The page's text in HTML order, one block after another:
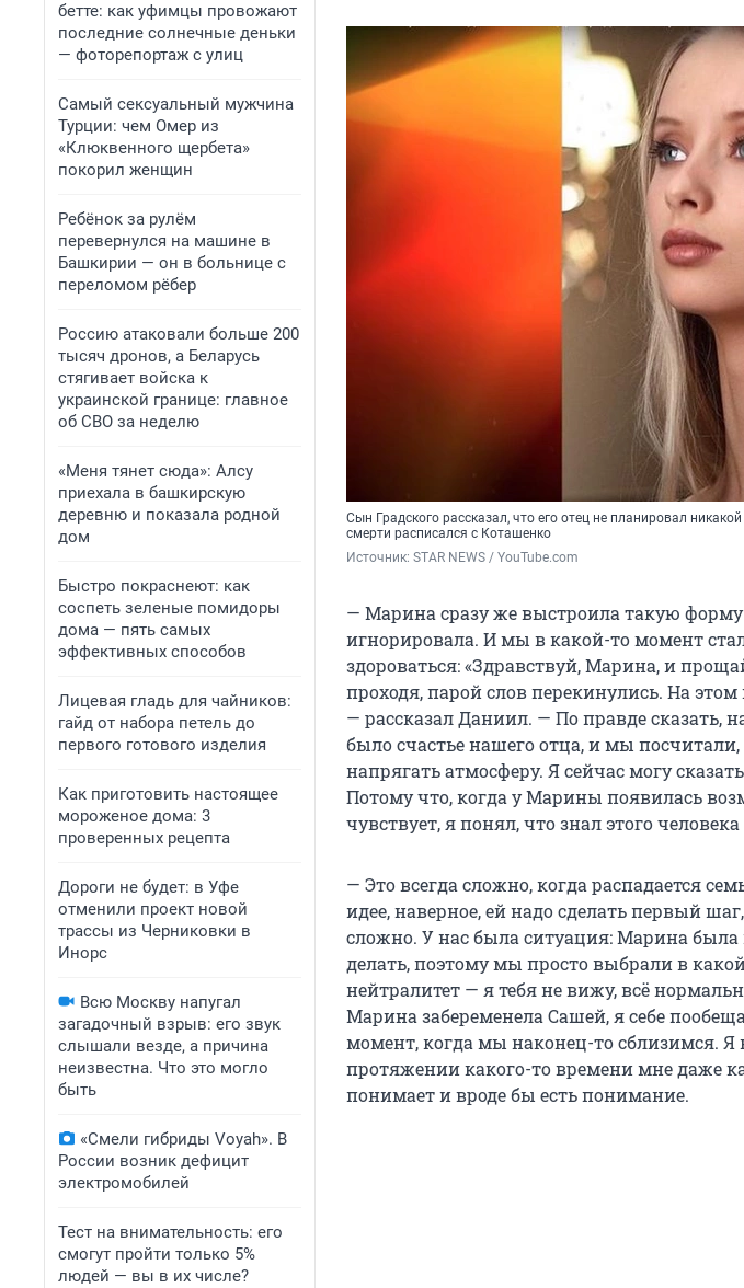
бетте: как уфимцы провожают
последние солнечные деньки
— фоторепортаж с улиц
Самый сексуальный мужчина
Турции: чем Омер из
«Клюквенного щербета»
покорил женщин
Ребёнок за рулём
перевернулся на машине в
Башкирии — он в больнице с
переломом рёбер
Россию атаковали больше 200
тысяч дронов, а Беларусь
стягивает войска к
украинской границе: главное
об СВО за неделю
«Меня тянет сюда»: Алсу
приехала в башкирскую
деревню и показала родной
дом
Быстро покраснеют: как
соспеть зеленые помидоры
дома — пять самых
эффективных способов
Лицевая гладь для чайников:
гайд от набора петель до
первого готового изделия
Как приготовить настоящее
мороженое дома: 3
проверенных рецепта
Дороги не будет: в Уфе
отменили проект новой
трассы из Черниковки в
Инорс
Всю Москву напугал
загадочный взрыв: его звук
слышали везде, а причина
неизвестна. Что это могло
быть
«Смели гибриды Voyah». В
России возник дефицит
электромобилей
Тест на внимательность: его
смогут пройти только 5%
людей — вы в их числе?
Сын Градского рассказал, что его отец не планировал
смерти расписался с Коташенко
Источник: STAR NEWS / YouTube.com
— Марина сразу же выстроила такую форму
игнорировала. И мы в какой-то момент
здороваться: «Здравствуй, Марина, и
проходя, парой слов перекинулись. На
— рассказал Даниил. — По правде сказать,
было счастье нашего отца, и мы посчитали,
напрягать атмосферу. Я сейчас могу
Потому что, когда у Марины появилась
чувствует, я понял, что знал этого
— Это всегда сложно, когда распадается
идее, наверное, ей надо сделать первый
сложно. У нас была ситуация: Марина была
делать, поэтому мы просто выбрали в
нейтралитет — я тебя не вижу, всё
Марина забеременела Сашей, я себе
момент, когда мы наконец-то сблизимся. Я
протяжении какого-то времени мне даже
понимает и вроде бы есть понимание.